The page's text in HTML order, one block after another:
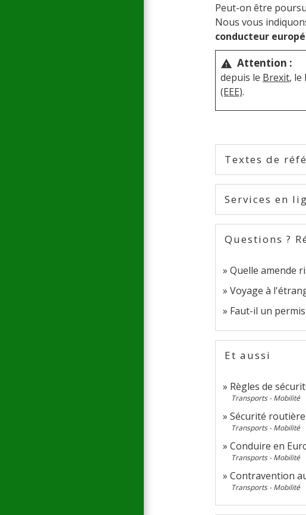
Peut-on être
Nous vous
conducteur
warning Attention :
depuis le Brexit, le
(EEE).
Textes de
Services en
Questions ?
Quelle amende
Voyage à
Faut-il un
Et aussi
Règles de
Transports - Mobilité
Sécurité
Transports - Mobilité
Conduire en
Transports - Mobilité
Contravention
Transports - Mobilité